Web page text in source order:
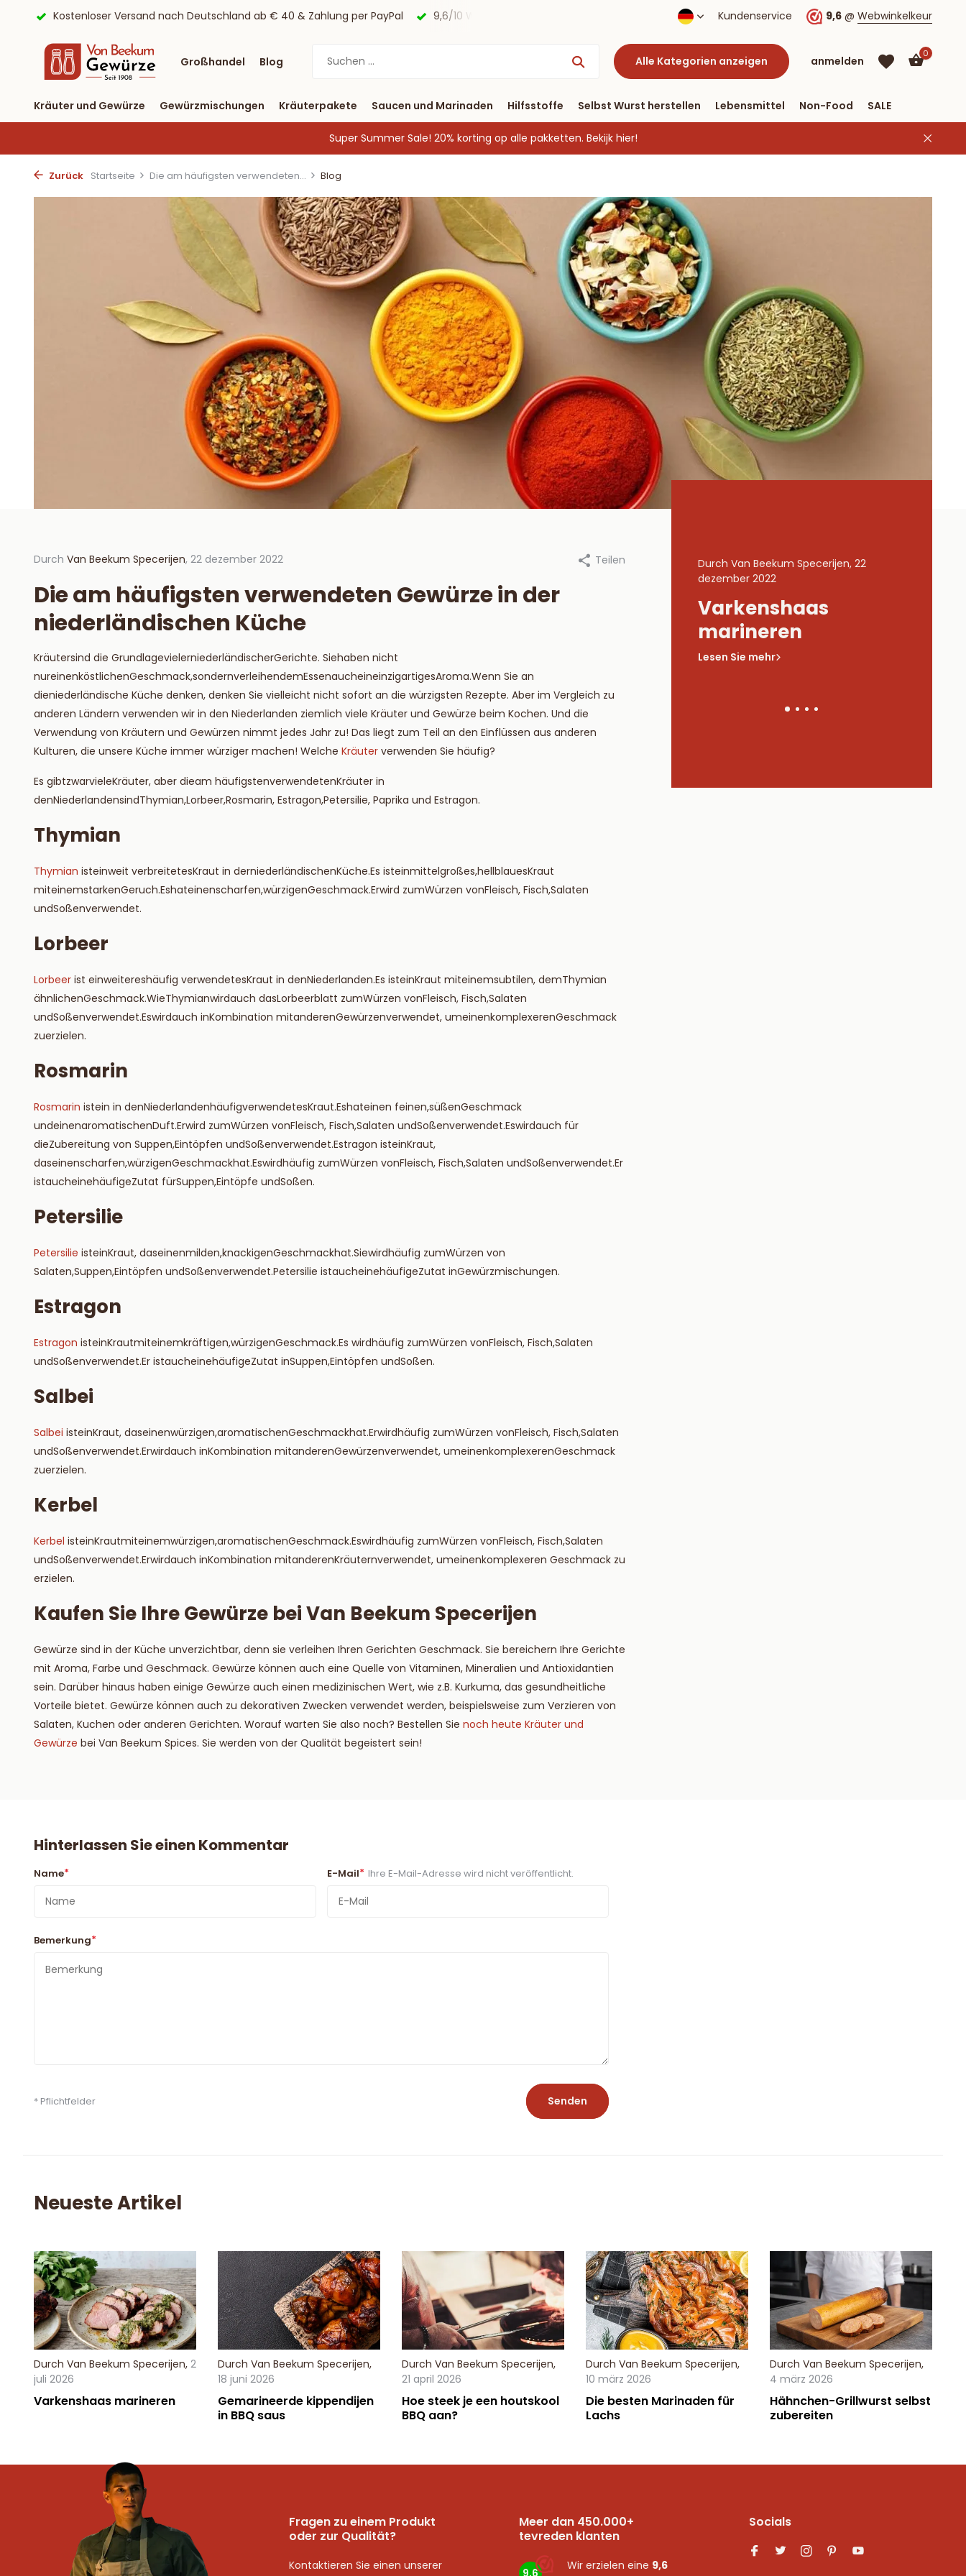
9,6/10 Webwinkelkeur ✔ Lieferung binnen drei Tagen Kostenloser Versand nach Deutschland ab € 40 & Zahlung per PayPalKundenservice 9,6 @ Webwinkelkeur
Großhandel Blog Alle Kategorien anzeigen anmelden
0
Kräuter und Gewürze Gewürzmischungen Kräuterpakete Saucen und Marinaden Hilfsstoffe Selbst Wurst herstellen Lebensmittel Non-Food SALE
Super Summer Sale! 20% korting op alle pakketten. Bekijk hier!
Zurück Startseite Die am häufigsten verwendeten... Blog
Durch Van Beekum Specerijen, 22 dezember 2022 Teilen
Die am häufigsten verwendeten Gewürze in der
niederländischen Küche
Kräutersind die GrundlagevielerniederländischerGerichte. Siehaben nicht
nureinenköstlichenGeschmack,sondernverleihendemEssenaucheineinzigartigesAroma.Wenn Sie an
dieniederländische Küche denken, denken Sie vielleicht nicht sofort an die würzigsten Rezepte. Aber im Vergleich zu
anderen Ländern verwenden wir in den Niederlanden ziemlich viele Kräuter und Gewürze beim Kochen. Und die
Verwendung von Kräutern und Gewürzen nimmt jedes Jahr zu! Das liegt zum Teil an den Einflüssen aus anderen
Kulturen, die unsere Küche immer würziger machen! Welche Kräuter verwenden Sie häufig?
Es gibtzwarvieleKräuter, aber dieam häufigstenverwendetenKräuter in
denNiederlandensindThymian,Lorbeer,Rosmarin, Estragon,Petersilie, Paprika und Estragon.
Thymian
Thymian isteinweit verbreitetesKraut in derniederländischenKüche.Es isteinmittelgroßes,hellblauesKraut
miteinemstarkenGeruch.Eshateinenscharfen,würzigenGeschmack.Erwird zumWürzen vonFleisch, Fisch,Salaten
undSoßenverwendet.
Lorbeer
Lorbeer ist einweitereshäufig verwendetesKraut in denNiederlanden.Es isteinKraut miteinemsubtilen, demThymian
ähnlichenGeschmack.WieThymianwirdauch dasLorbeerblatt zumWürzen vonFleisch, Fisch,Salaten
undSoßenverwendet.Eswirdauch inKombination mitanderenGewürzenverwendet, umeinenkomplexerenGeschmack
zuerzielen.
Rosmarin
Rosmarin istein in denNiederlandenhäufigverwendetesKraut.Eshateinen feinen,süßenGeschmack
undeinenaromatischenDuft.Erwird zumWürzen vonFleisch, Fisch,Salaten undSoßenverwendet.Eswirdauch für
dieZubereitung von Suppen,Eintöpfen undSoßenverwendet.Estragon isteinKraut,
daseinenscharfen,würzigenGeschmackhat.Eswirdhäufig zumWürzen vonFleisch, Fisch,Salaten undSoßenverwendet.Er
istaucheinehäufigeZutat fürSuppen,Eintöpfe undSoßen.
Petersilie
Petersilie isteinKraut, daseinenmilden,knackigenGeschmackhat.Siewirdhäufig zumWürzen von
Salaten,Suppen,Eintöpfen undSoßenverwendet.Petersilie istaucheinehäufigeZutat inGewürzmischungen.
Estragon
Estragon isteinKrautmiteinemkräftigen,würzigenGeschmack.Es wirdhäufig zumWürzen vonFleisch, Fisch,Salaten
undSoßenverwendet.Er istaucheinehäufigeZutat inSuppen,Eintöpfen undSoßen.
Salbei
Salbei isteinKraut, daseinenwürzigen,aromatischenGeschmackhat.Erwirdhäufig zumWürzen vonFleisch, Fisch,Salaten
undSoßenverwendet.Erwirdauch inKombination mitanderenGewürzenverwendet, umeinenkomplexerenGeschmack
zuerzielen.
Kerbel
Kerbel isteinKrautmiteinemwürzigen,aromatischenGeschmack.Eswirdhäufig zumWürzen vonFleisch, Fisch,Salaten
undSoßenverwendet.Erwirdauch inKombination mitanderenKräuternverwendet, umeinenkomplexeren Geschmack zu
erzielen.
Kaufen Sie Ihre Gewürze bei Van Beekum Specerijen
Gewürze sind in der Küche unverzichtbar, denn sie verleihen Ihren Gerichten Geschmack. Sie bereichern Ihre Gerichte
mit Aroma, Farbe und Geschmack. Gewürze können auch eine Quelle von Vitaminen, Mineralien und Antioxidantien
sein. Darüber hinaus haben einige Gewürze auch einen medizinischen Wert, wie z.B. Kurkuma, das gesundheitliche
Vorteile bietet. Gewürze können auch zu dekorativen Zwecken verwendet werden, beispielsweise zum Verzieren von
Salaten, Kuchen oder anderen Gerichten. Worauf warten Sie also noch? Bestellen Sie noch heute Kräuter und
Gewürze bei Van Beekum Spices. Sie werden von der Qualität begeistert sein!
Durch Van Beekum Specerijen, 22
Hoe steek je een
houtskool BBQ aan?
Lesen Sie mehr
Durch Van Beekum Specerijen, 22
Die besten
Durch Van Beekum Specerijen, 22
dezember 2022
Varkenshaas
marineren
Lesen Sie mehr
Hinterlassen Sie einen Kommentar
Name* E-Mail* Ihre E-Mail-Adresse wird nicht veröffentlicht.
Bemerkung*
* Pflichtfelder Senden
Neueste Artikel
Durch Van Beekum Specerijen, 2
juli 2026
Varkenshaas marineren
Durch Van Beekum Specerijen,
18 juni 2026
Gemarineerde kippendijen
in BBQ saus
Durch Van Beekum Specerijen,
21 april 2026
Hoe steek je een houtskool
BBQ aan?
Durch Van Beekum Specerijen,
10 märz 2026
Die besten Marinaden für
Lachs
Durch Van Beekum Specerijen,
4 märz 2026
Hähnchen-Grillwurst selbst
zubereiten
Fragen zu einem Produkt
oder zur Qualität?
Kontaktieren Sie einen unserer
Meer dan 450.000+
tevreden klanten
9,6
Wir erzielen eine 9,6
Socials